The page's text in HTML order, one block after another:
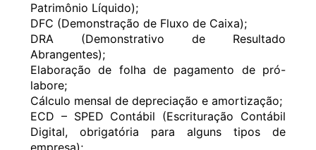
Patrimônio Líquido);
DFC (Demonstração de Fluxo de Caixa);
DRA (Demonstrativo de Resultado
Abrangentes);
Elaboração de folha de pagamento de pró-
labore;
Cálculo mensal de depreciação e amortização;
ECD – SPED Contábil (Escrituração Contábil
Digital, obrigatória para alguns tipos de
empresa);